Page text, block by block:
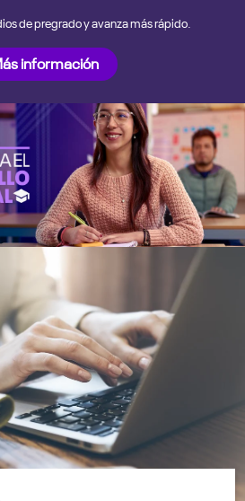
de pregrado y avanza más rápido.
información